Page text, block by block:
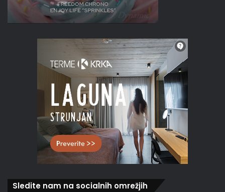
Sledite nam na socialnih omrežjih